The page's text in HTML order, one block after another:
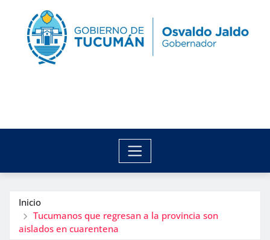
Inicio
Tucumanos que regresan a la provincia son
aislados en cuarentena